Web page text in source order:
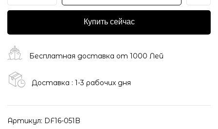
Купить сейчас
Бесплатная доставка от 1000 Лей
Доставка : 1-3 рабочих дня
Артикул: DF16-051B